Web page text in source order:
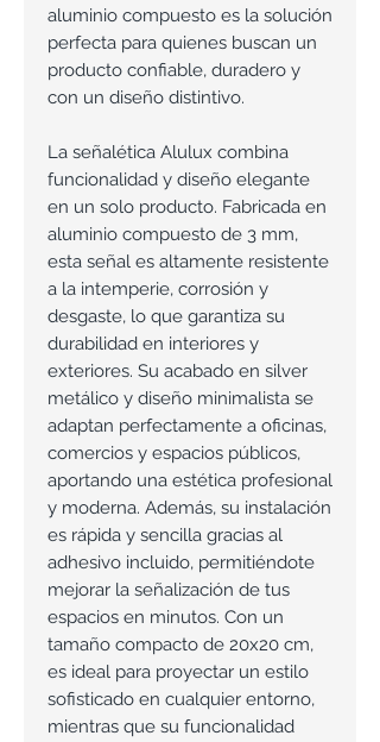
aluminio compuesto es la solución
perfecta para quienes buscan un
producto confiable, duradero y
con un diseño distintivo.
La señalética Alulux combina
funcionalidad y diseño elegante
en un solo producto. Fabricada en
aluminio compuesto de 3 mm,
esta señal es altamente resistente
a la intemperie, corrosión y
desgaste, lo que garantiza su
durabilidad en interiores y
exteriores. Su acabado en silver
metálico y diseño minimalista se
adaptan perfectamente a oficinas,
comercios y espacios públicos,
aportando una estética profesional
y moderna. Además, su instalación
es rápida y sencilla gracias al
adhesivo incluido, permitiéndote
mejorar la señalización de tus
espacios en minutos. Con un
tamaño compacto de 20x20 cm,
es ideal para proyectar un estilo
sofisticado en cualquier entorno,
mientras que su funcionalidad